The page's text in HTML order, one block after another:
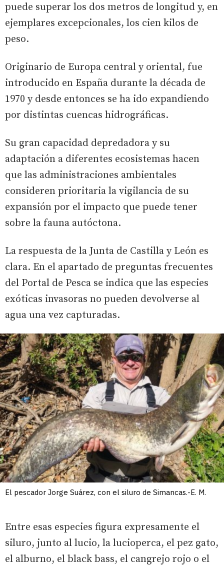
puede superar los dos metros de longitud y, en
ejemplares excepcionales, los cien kilos de
peso.
Originario de Europa central y oriental, fue
introducido en España durante la década de
1970 y desde entonces se ha ido expandiendo
por distintas cuencas hidrográficas.
Su gran capacidad depredadora y su
adaptación a diferentes ecosistemas hacen
que las administraciones ambientales
consideren prioritaria la vigilancia de su
expansión por el impacto que puede tener
sobre la fauna autóctona.
La respuesta de la Junta de Castilla y León es
clara. En el apartado de preguntas frecuentes
del Portal de Pesca se indica que las especies
exóticas invasoras no pueden devolverse al
agua una vez capturadas.
El pescador Jorge Suárez, con el siluro de Simancas.-E. M.
Entre esas especies figura expresamente el
siluro, junto al lucio, la lucioperca, el pez gato,
el alburno, el black bass, el cangrejo rojo o el